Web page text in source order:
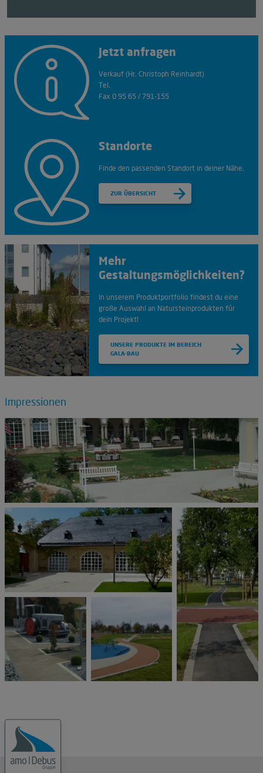
Jetzt anfragen
Verkauf (Hr. Christoph Reinhardt)
Tel.
Fax 0 95 65 / 791-155
Standorte
Finde den passenden Standort in deiner Nähe.
ZUR ÜBERSICHT
Mehr
Gestaltungsmöglichkeiten?
In unserem Produktportfolio findest du eine
große Auswahl an Natursteinprodukten für
dein Projekt!
UNSERE PRODUKTE IM BEREICH
GALA-BAU
Impressionen